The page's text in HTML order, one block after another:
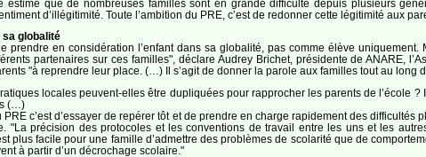
estime que de nombreuses familles sont en grande difficulté depuis plusieurs
d’illégitimité. Toute l’ambition du PRE, c’est de redonner cette légitimité aux
sa globalité
prendre en considération l’enfant dans sa globalité, pas comme élève
partenaires sur ces familles", déclare Audrey Brichet, présidente de ANARE,
"à reprendre leur place. (…) Il s’agit de donner la parole aux familles tout au long
locales peuvent-elles être dupliquées pour rapprocher les parents de l’école
(…)
PRE c’est d’essayer de repérer tôt et de prendre en charge rapidement des
"La précision des protocoles et les conventions de travail entre les uns et les
plus facile pour une famille d’admettre des problèmes de scolarité que de
à partir d’un décrochage scolaire."